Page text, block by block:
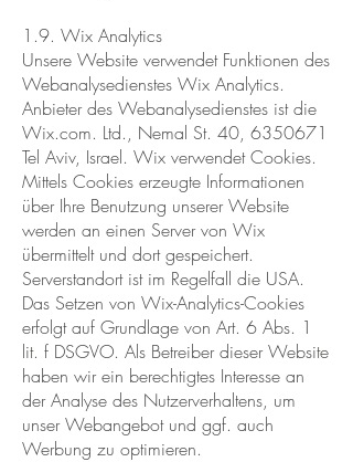
1.9. Wix Analytics
Unsere Website verwendet Funktionen des
Webanalysedienstes Wix Analytics.
Anbieter des Webanalysedienstes ist die
Wix.com. Ltd., Nemal St. 40, 6350671
Tel Aviv, Israel. Wix verwendet Cookies.
Mittels Cookies erzeugte Informationen
über Ihre Benutzung unserer Website
werden an einen Server von Wix
übermittelt und dort gespeichert.
Serverstandort ist im Regelfall die USA.
Das Setzen von Wix-Analytics-Cookies
erfolgt auf Grundlage von Art. 6 Abs. 1
lit. f DSGVO. Als Betreiber dieser Website
haben wir ein berechtigtes Interesse an
der Analyse des Nutzerverhaltens, um
unser Webangebot und ggf. auch
Werbung zu optimieren.